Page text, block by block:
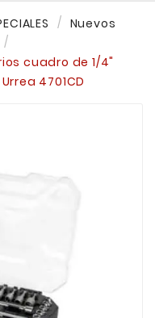
Nuevos
cuadro de 1/4"
4701CD